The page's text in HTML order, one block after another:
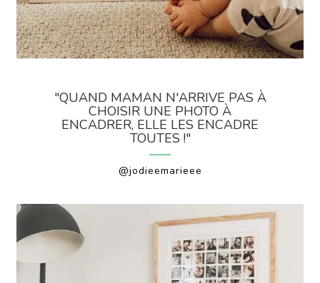
"QUAND MAMAN N'ARRIVE PAS À
CHOISIR UNE PHOTO À
ENCADRER, ELLE LES ENCADRE
TOUTES !"
@jodieemarieee